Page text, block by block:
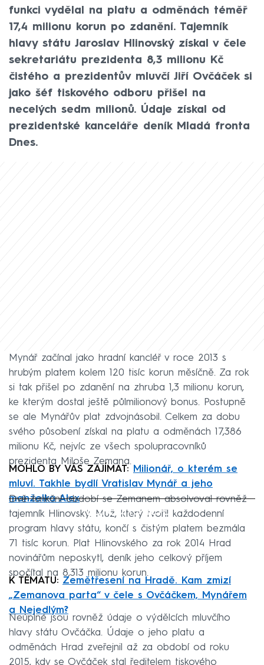
funkci vydělal na platu a odměnách téměř
17,4 milionu korun po zdanění. Tajemník
hlavy státu Jaroslav Hlinovský získal v čele
sekretariátu prezidenta 8,3 milionu Kč
čistého a prezidentův mluvčí Jiří Ovčáček si
jako šéf tiskového odboru přišel na
necelých sedm milionů. Údaje získal od
prezidentské kanceláře deník Mladá fronta
Dnes.
Mynář začínal jako hradní kancléř v roce 2013 s
hrubým platem kolem 120 tisíc korun měsíčně. Za rok
si tak přišel po zdanění na zhruba 1,3 milionu korun,
ke kterým dostal ještě půlmilionový bonus. Postupně
se ale Mynářův plat zdvojnásobil. Celkem za dobu
svého působení získal na platu a odměnách 17,386
milionu Kč, nejvíc ze všech spolupracovníků
prezidenta Miloše Zemana.
MOHLO BY VÁS ZAJÍMAT: Milionář, o kterém se
mluví. Takhle bydlí Vratislav Mynář a jeho
manželka Alex
Failed to fetch
Dvě funkční období se Zemanem absolvoval rovněž
tajemník Hlinovský. Muž, který tvořil každodenní
program hlavy státu, končí s čistým platem bezmála
71 tisíc korun. Plat Hlinovského za rok 2014 Hrad
novinářům neposkytl, deník jeho celkový příjem
spočítal na 8,313 milionu korun.
K TÉMATU: Zemětřesení na Hradě. Kam zmizí
„Zemanova parta“ v čele s Ovčáčkem, Mynářem
a Nejedlým?
Neúplné jsou rovněž údaje o výdělcích mluvčího
hlavy státu Ovčáčka. Údaje o jeho platu a
odměnách Hrad zveřejnil až za období od roku
2015, kdy se Ovčáček stal ředitelem tiskového